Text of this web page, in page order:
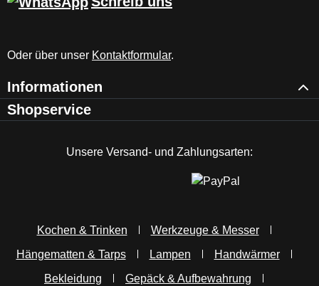
Oder über unser Kontaktformular.
Informationen
Shopservice
Unsere Versand- und Zahlungsarten:
Kochen & Trinken
Werkzeuge & Messer
Hängematten & Tarps
Lampen
Handwärmer
Bekleidung
Gepäck & Aufbewahrung